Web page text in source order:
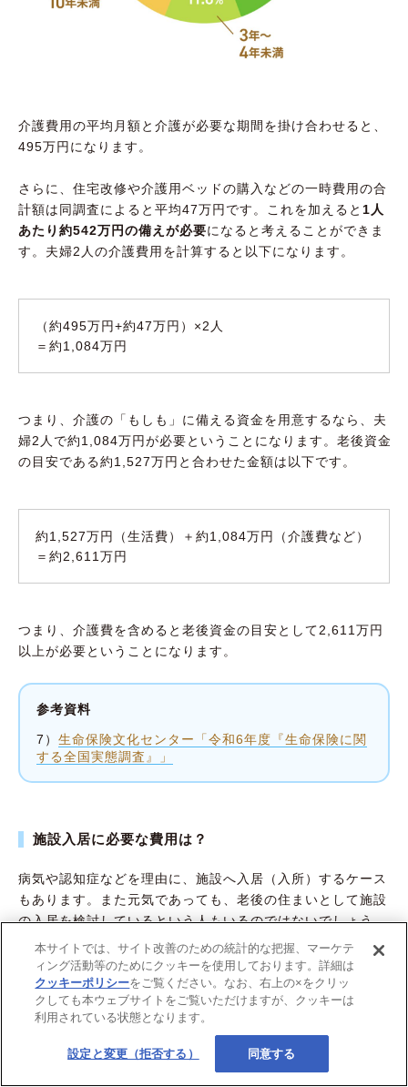
介護費用の平均月額と介護が必要な期間を掛け合わせると、
495万円になります。
さらに、住宅改修や介護用ベッドの購入などの一時費用の合
計額は同調査によると平均47万円です。これを加えると 1人
あたり約542万円の備えが必要になると考えることができま
す。夫婦2人の介護費用を計算すると以下になります。
（約495万円+約47万円）×2人
＝約1,084万円
つまり、介護の「もしも」に備える資金を用意するなら、夫
婦2人で約1,084万円が必要ということになります。老後資金
の目安である約1,527万円と合わせた金額は以下です。
約1,527万円（生活費）＋約1,084万円（介護費など）
＝約2,611万円
つまり、介護費を含めると老後資金の目安として2,611万円
以上が必要ということになります。
参考資料
7） 生命保険文化センター「令和6年度『生命保険に関
する全国実態調査』」
施設入居に必要な費用は？
病気や認知症などを理由に、施設へ入居（入所）するケース
もあります。また元気であっても、老後の住まいとして施設
の入居を検討しているという人もいるのではないでしょう
か。厚生労働省の資料によると、要介護の高齢者の約8割は
在宅で介護を受けています8）。ただし、85歳以上になると
サービス付き高齢者向け住宅や有料老人ホームに入る人も少
なくないといいます。
施設に入居した場合、「月額費用」がかかります。各施設の
本サイトでは、サイト改善のための統計的な把握、マーケテ
ィング活動等のためにクッキーを使用しております。詳細は
クッキーポリシーをご覧ください。なお、右上の×をクリッ
クしても本ウェブサイトをご覧いただけますが、クッキーは
利用されている状態となります。
設定と変更（拒否する） 同意する